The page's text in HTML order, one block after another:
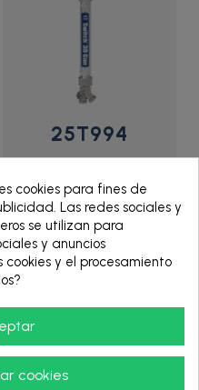
25T994
SN,0,45,90,1 MAT - 25T994
- Graco
VER PRODUCTO
cookies para fines de
Las redes sociales y
se utilizan para
y anuncios
y el procesamiento
cookies